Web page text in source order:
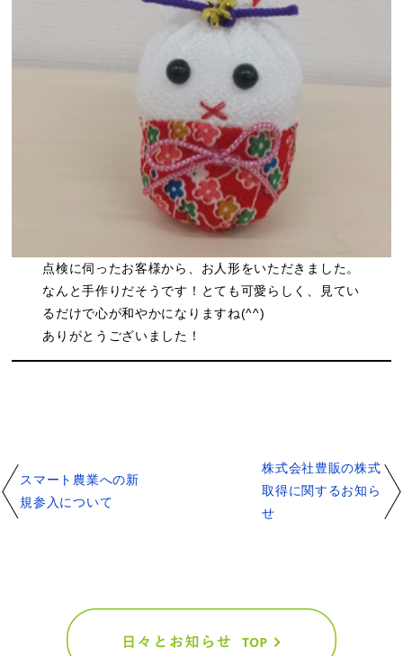
点検に伺ったお客様から、お人形をいただきました。
なんと手作りだそうです！とても可愛らしく、見てい
るだけで心が和やかになりますね(^^)
ありがとうございました！
スマート農業への新
規参入について
株式会社豊販の株式
取得に関するお知ら
せ